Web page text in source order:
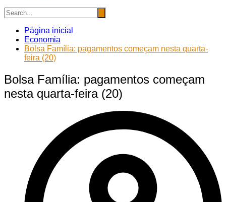
Página inicial
Economia
Bolsa Família: pagamentos começam nesta quarta-
feira (20)
Bolsa Família: pagamentos começam
nesta quarta-feira (20)